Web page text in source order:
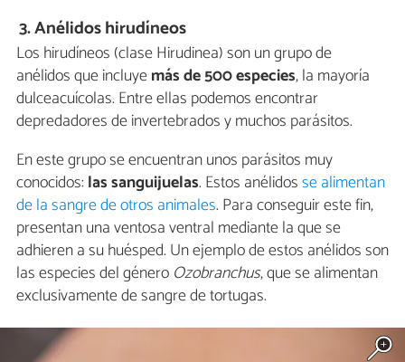
3. Anélidos hirudíneos
Los hirudíneos (clase Hirudinea) son un grupo de
anélidos que incluyemás de 500 especies, la mayoría
dulceacuícolas. Entre ellas podemos encontrar
depredadores de invertebrados y muchos parásitos.
En este grupo se encuentran unos parásitos muy
conocidos:lassanguijuelas. Estos anélidosse alimentan
de la sangre de otros animales. Para conseguir este fin,
presentan una ventosa ventral mediante la que se
adhieren a su huésped. Un ejemplo de estos anélidos son
las especies del género Ozobranchus, que se alimentan
exclusivamente de sangre de tortugas.